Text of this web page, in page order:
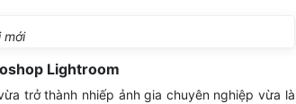
mới
Lightroom
trở thành nhiếp ảnh gia chuyên nghiệp vừa là